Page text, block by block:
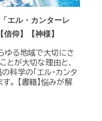
エル・カンターレ
仰】【神様】
ゆる地域で大切にさ
とが大切な理由と、
学の「エル・カンタ
。 【書籍】悩みが解